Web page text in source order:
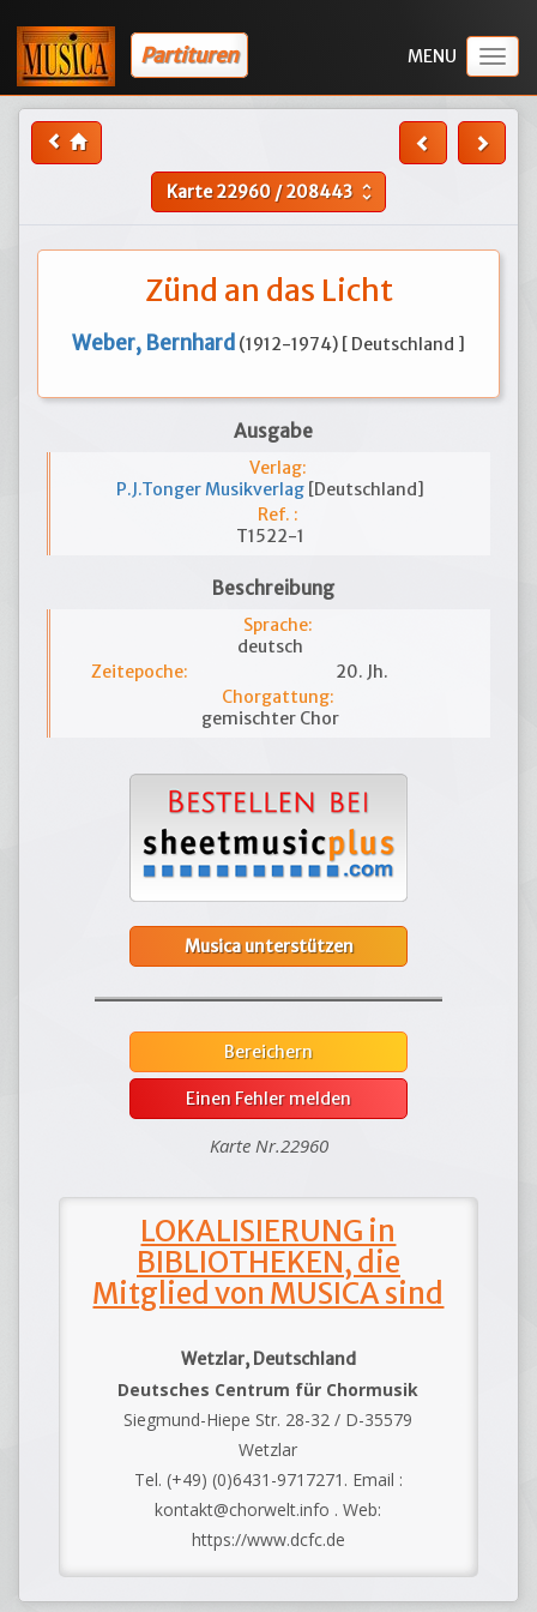
Partituren
Karte22960 /208443 unfold_more
Zünd an das Licht
Weber, Bernhard (1912-1974) [ Deutschland ]
Ausgabe
Verlag:
P.J.Tonger Musikverlag [Deutschland]
Ref. :
T1522-1
Beschreibung
Sprache:
deutsch
Zeitepoche:
20. Jh.
Chorgattung:
gemischter Chor
Musica unterstützen
Bereichern
Einen Fehler melden
Karte Nr.22960
LOKALISIERUNG in
BIBLIOTHEKEN, die
Mitglied von MUSICA sind
Wetzlar, Deutschland
Deutsches Centrum für Chormusik
Siegmund-Hiepe Str. 28-32 / D-35579
Wetzlar
Tel. (+49) (0)6431-9717271. Email :
kontakt@chorwelt.info . Web:
https://www.dcfc.de